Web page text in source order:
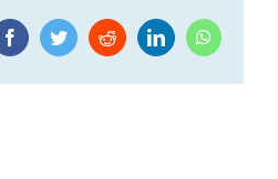
FacebookTwitterRedditLinkedInWhatsApp